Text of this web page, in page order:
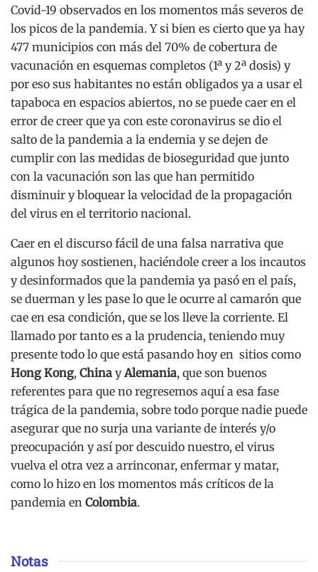
Covid-19 observados en los momentos más severos de
los picos de la pandemia. Y si bien es cierto que ya hay
477 municipios con más del 70% de cobertura de
vacunación en esquemas completos (1ª y 2ª dosis) y
por eso sus habitantes no están obligados ya a usar el
tapaboca en espacios abiertos, no se puede caer en el
error de creer que ya con este coronavirus se dio el
salto de la pandemia a la endemia y se dejen de
cumplir con las medidas de bioseguridad que junto
con la vacunación son las que han permitido
disminuir y bloquear la velocidad de la propagación
del virus en el territorio nacional.
Caer en el discurso fácil de una falsa narrativa que
algunos hoy sostienen, haciéndole creer a los incautos
y desinformados que la pandemia ya pasó en el país,
se duerman y les pase lo que le ocurre al camarón que
cae en esa condición, que se los lleve la corriente. El
llamado por tanto es a la prudencia, teniendo muy
presente todo lo que está pasando hoy en sitios como
Hong Kong, China yAlemania, que son buenos
referentes para que no regresemos aquí a esa fase
trágica de la pandemia, sobre todo porque nadie puede
asegurar que no surja una variante de interés y/o
preocupación y así por descuido nuestro, el virus
vuelva el otra vez a arrinconar, enfermar y matar,
como lo hizo en los momentos más críticos de la
pandemia en Colombia.
Notas